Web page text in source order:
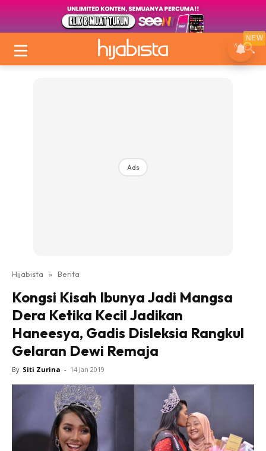
Ads
Hijabista » Berita
Kongsi Kisah Ibunya Jadi Mangsa
Dera Ketika Kecil Jadikan
Haneesya, Gadis Disleksia Rangkul
Gelaran Dewi Remaja
By Siti Zurina - 14 Jan 2019
NEW